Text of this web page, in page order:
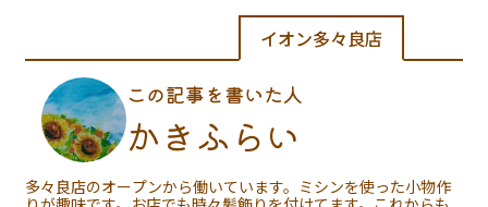
イオン多々良店
この記事を書いた人
かきふらい
多々良店のオープンから働いています。ミシンを使った小物作